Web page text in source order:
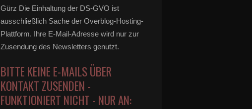
Gürz Die Einhaltung der DS-GVO ist
ausschließlich Sache der Overblog-Hosting-
Plattform. Ihre E-Mail-Adresse wird nur zur
Zusendung des Newsletters genutzt.
BITTE KEINE E-MAILS ÜBER
KONTAKT ZUSENDEN -
FUNKTIONIERT NICHT - NUR AN: